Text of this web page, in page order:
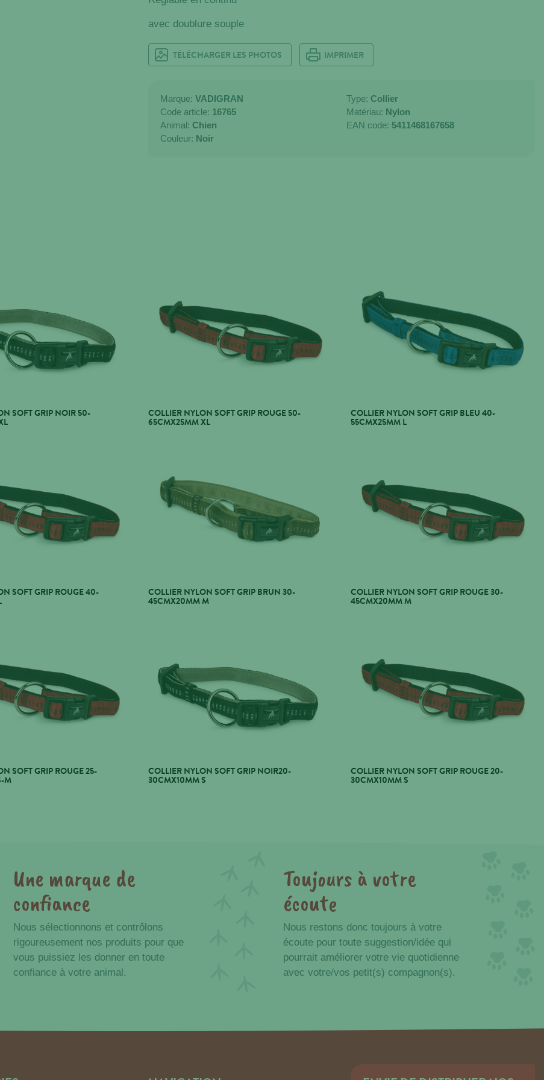
avec doublure souple
TÉLÉCHARGER LES PHOTOS IMPRIMER
Marque: VADIGRAN
Code article: 16765
Animal: Chien
Couleur: Noir
Type: Collier
Matériau: Nylon
EAN code: 5411468167658
SOFT GRIP NOIR 50- COLLIER NYLON SOFT GRIP ROUGE 50-
65CMX25MM XL
COLLIER NYLON SOFT GRIP BLEU 40-
55CMX25MM L
SOFT GRIP ROUGE 40- COLLIER NYLON SOFT GRIP BRUN 30-
45CMX20MM M
COLLIER NYLON SOFT GRIP ROUGE 30-
45CMX20MM M
SOFT GRIP ROUGE 25-
M
COLLIER NYLON SOFT GRIP NOIR20-
30CMX10MM S
COLLIER NYLON SOFT GRIP ROUGE 20-
30CMX10MM S
Une marque de
confiance
Nous sélectionnons et contrôlons
rigoureusement nos produits pour que
vous puissiez les donner en toute
confiance à votre animal.
Toujours à votre
écoute
Nous restons donc toujours à votre
écoute pour toute suggestion/idée qui
pourrait améliorer votre vie quotidienne
avec votre/vos petit(s) compagnon(s).